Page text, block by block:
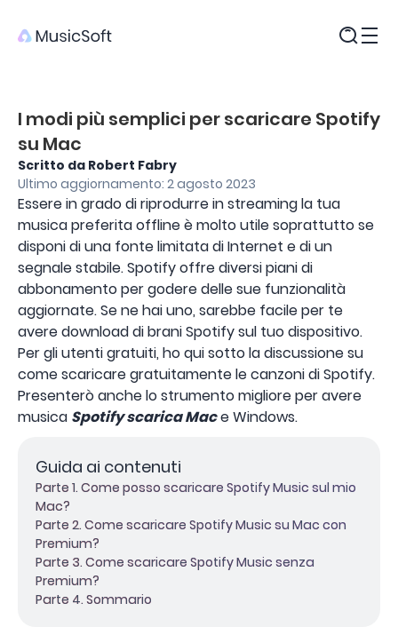
I modi più semplici per scaricare Spotify
su Mac
Scritto da Robert Fabry
Ultimo aggiornamento: 2 agosto 2023
Essere in grado di riprodurre in streaming la tua
musica preferita offline è molto utile soprattutto se
disponi di una fonte limitata di Internet e di un
segnale stabile. Spotify offre diversi piani di
abbonamento per godere delle sue funzionalità
aggiornate. Se ne hai uno, sarebbe facile per te
avere download di brani Spotify sul tuo dispositivo.
Per gli utenti gratuiti, ho qui sotto la discussione su
come scaricare gratuitamente le canzoni di Spotify.
Presenterò anche lo strumento migliore per avere
musica Spotify scarica Mace Windows.
Guida ai contenuti
Parte 1. Come posso scaricare Spotify Music sul mio
Mac?
Parte 2. Come scaricare Spotify Music su Mac con
Premium?
Parte 3. Come scaricare Spotify Music senza
Premium?
Parte 4. Sommario